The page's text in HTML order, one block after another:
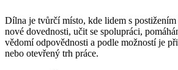
Dílna je tvůrčí místo, kde lidem s
nové dovednosti, učit se spolupráci,
vědomí odpovědnosti a podle možností je
nebo otevřený trh práce.